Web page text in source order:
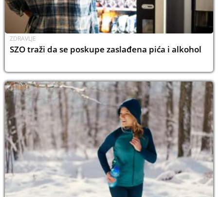
ZDRAVLJE
SZO traži da se poskupe zaslađena pića i alkohol